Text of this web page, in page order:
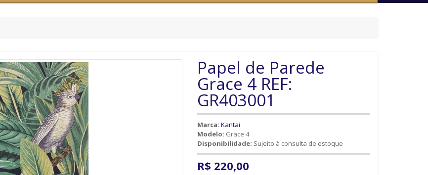
Papel de Parede
Grace 4 REF:
GR403001
Marca: Kantai
Modelo: Grace 4
Disponibilidade: Sujeito à consulta de estoque
R$ 220,00